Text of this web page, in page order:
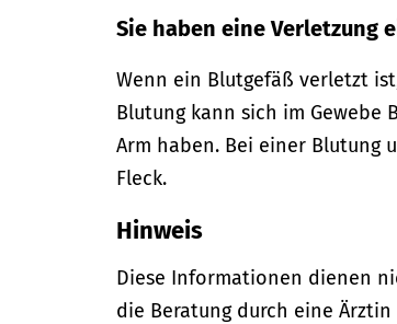
Sie haben eine Verletzung
Wenn ein Blutgefäß verletzt
Blutung kann sich im Gewebe
Arm haben. Bei einer Blutung
Fleck.
Hinweis
Diese Informationen dienen
die Beratung durch eine